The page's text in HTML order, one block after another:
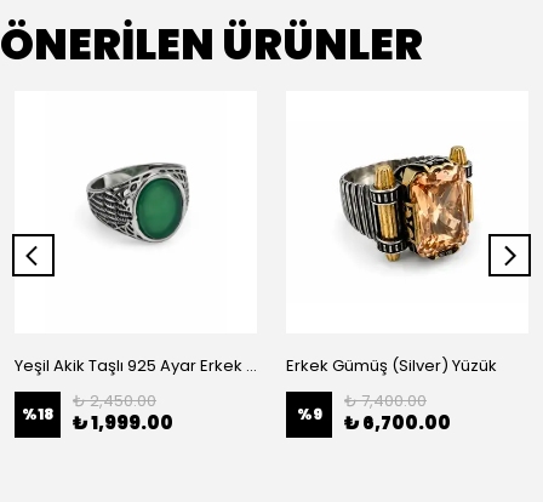
ÖNERİLEN ÜRÜNLER
Yeşil Akik Taşlı 925 Ayar Erkek Gümüş (Silver) Yüzük
%18
₺ 2,450.00
₺ 1,999.00
Erkek Gümüş (Silver) Yüzük
%9
₺ 7,400.00
₺ 6,700.00